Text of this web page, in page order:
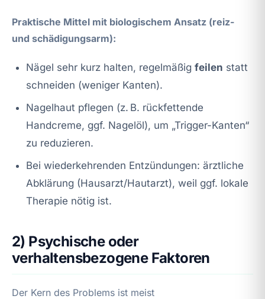
Praktische Mittel mit biologischem Ansatz (reiz-
und schädigungsarm):
Nägel sehr kurz halten, regelmäßig feilen statt
schneiden (weniger Kanten).
Nagelhaut pflegen (z. B. rückfettende
Handcreme, ggf. Nagelöl), um „Trigger-Kanten“
zu reduzieren.
Bei wiederkehrenden Entzündungen: ärztliche
Abklärung (Hausarzt/Hautarzt), weil ggf. lokale
Therapie nötig ist.
2) Psychische oder
verhaltensbezogene Faktoren
Der Kern des Problems ist meist